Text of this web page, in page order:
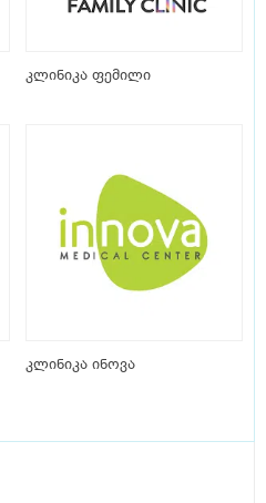
კლინიკა ფემილი
კლინიკა ინოვა